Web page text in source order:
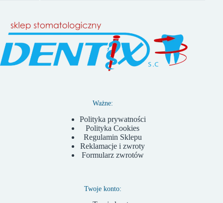
Ważne:
Polityka prywatności
Polityka Cookies
Regulamin Sklepu
Reklamacje i zwroty
Formularz zwrotów
Twoje konto: